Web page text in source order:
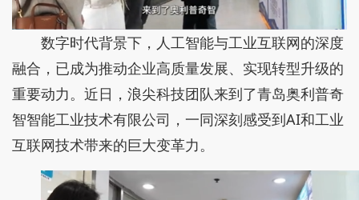
数字时代背景下，人工智能与工业互联网的深度
融合，已成为推动企业高质量发展、实现转型升级的
重要动力。近日，浪尖科技团队来到了青岛奥利普奇
智智能工业技术有限公司，一同深刻感受到AI和工业
互联网技术带来的巨大变革力。